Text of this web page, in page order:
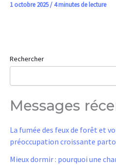
1 octobre 2025/ 4 minutes de lecture
Rechercher
Messages
La fumée des feux de forêt et
préoccupation croissante
Mieux dormir : pourquoi une